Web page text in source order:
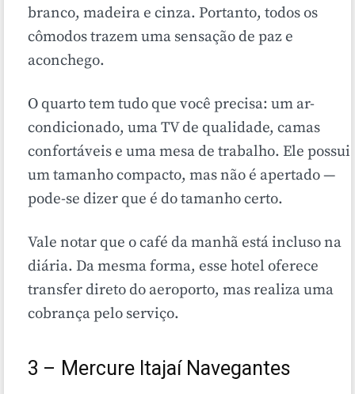
branco, madeira e cinza. Portanto, todos os
cômodos trazem uma sensação de paz e
aconchego.
O quarto tem tudo que você precisa: um ar-
condicionado, uma TV de qualidade, camas
confortáveis e uma mesa de trabalho. Ele possui
um tamanho compacto, mas não é apertado —
pode-se dizer que é do tamanho certo.
Vale notar que o café da manhã está incluso na
diária. Da mesma forma, esse hotel oferece
transfer direto do aeroporto, mas realiza uma
cobrança pelo serviço.
3 – Mercure Itajaí Navegantes